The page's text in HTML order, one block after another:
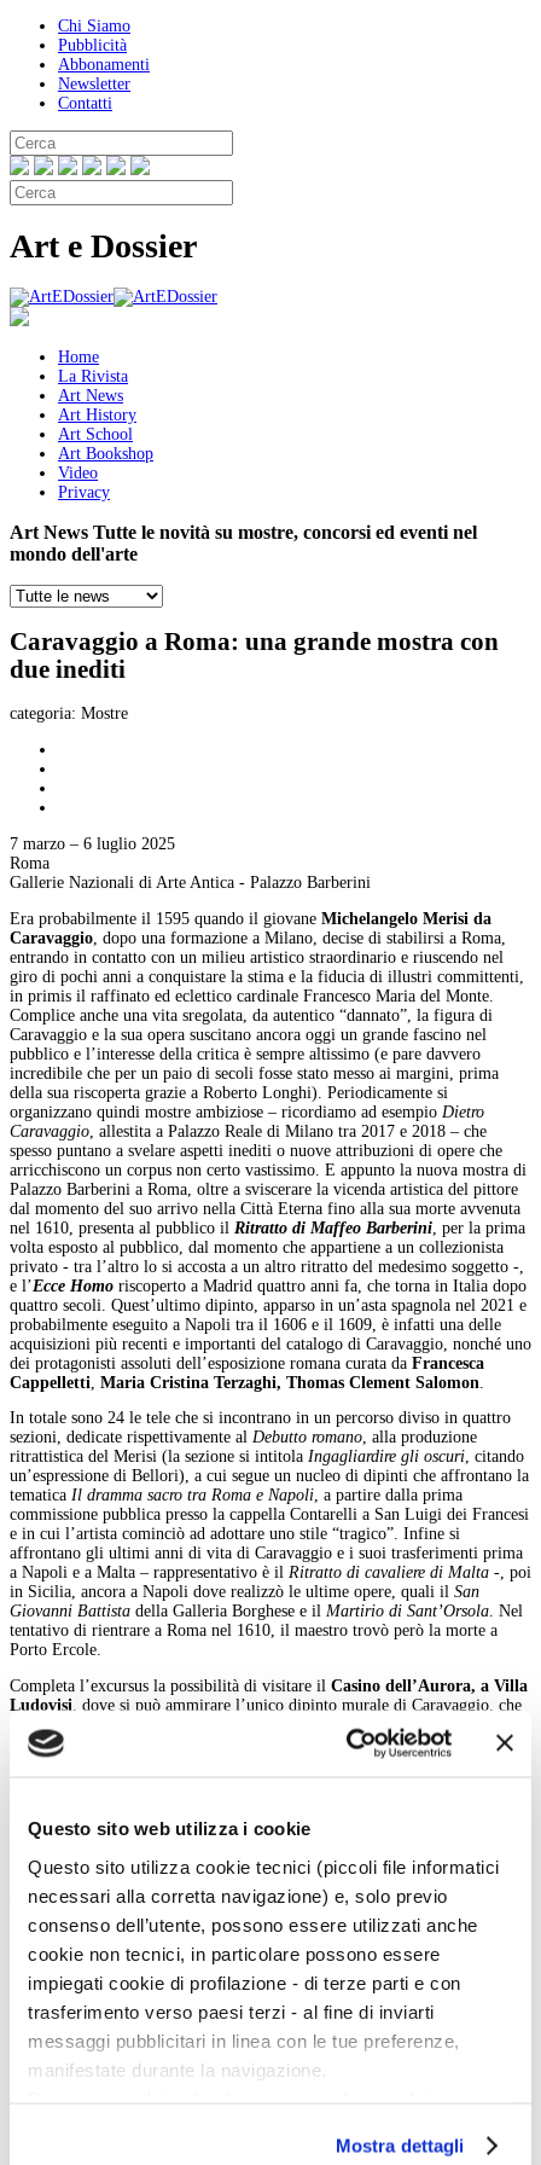
Questo sito web utilizza i cookie
Questo sito utilizza cookie tecnici (piccoli file informatici
necessari alla corretta navigazione) e, solo previo
consenso dell’utente, possono essere utilizzati anche
cookie non tecnici, in particolare possono essere
impiegati cookie di profilazione - di terze parti e con
trasferimento verso paesi terzi - al fine di inviarti
messaggi pubblicitari in linea con le tue preferenze,
manifestate durante la navigazione.
scelte privacy sui cookie, ti invitiamo a prendere visione
Mostra dettagli
Chi Siamo
Pubblicità
Abbonamenti
Newsletter
Contatti
Art e Dossier
Home
La Rivista
Art News
Art History
Art School
Art Bookshop
Video
Privacy
Art News Tutte le novità su mostre, concorsi ed eventi nel
mondo dell'arte
Caravaggio a Roma: una grande mostra con
due inediti
categoria: Mostre
7 marzo – 6 luglio 2025
Roma
Gallerie Nazionali di Arte Antica - Palazzo Barberini
Era probabilmente il 1595 quando il giovane Michelangelo Merisi da
Caravaggio , dopo una formazione a Milano, decise di stabilirsi a Roma,
entrando in contatto con un milieu artistico straordinario e riuscendo nel
giro di pochi anni a conquistare la stima e la fiducia di illustri committenti,
in primis il raffinato ed eclettico cardinale Francesco Maria del Monte.
Complice anche una vita sregolata, da autentico “dannato”, la figura di
Caravaggio e la sua opera suscitano ancora oggi un grande fascino nel
pubblico e l’interesse della critica è sempre altissimo (e pare davvero
incredibile che per un paio di secoli fosse stato messo ai margini, prima
della sua riscoperta grazie a Roberto Longhi). Periodicamente si
organizzano quindi mostre ambiziose – ricordiamo ad esempio Dietro
Caravaggio , allestita a Palazzo Reale di Milano tra 2017 e 2018 – che
spesso puntano a svelare aspetti inediti o nuove attribuzioni di opere che
arricchiscono un corpus non certo vastissimo. E appunto la nuova mostra di
Palazzo Barberini a Roma, oltre a sviscerare la vicenda artistica del pittore
dal momento del suo arrivo nella Città Eterna fino alla sua morte avvenuta
nel 1610, presenta al pubblico il Ritratto di Maffeo Barberini , per la prima
volta esposto al pubblico, dal momento che appartiene a un collezionista
privato - tra l’altro lo si accosta a un altro ritratto del medesimo soggetto -,
e l’Ecce Homo riscoperto a Madrid quattro anni fa, che torna in Italia dopo
quattro secoli. Quest’ultimo dipinto, apparso in un’asta spagnola nel 2021 e
probabilmente eseguito a Napoli tra il 1606 e il 1609, è infatti una delle
acquisizioni più recenti e importanti del catalogo di Caravaggio, nonché uno
dei protagonisti assoluti dell’esposizione romana curata da Francesca
Cappelletti Maria Cristina Terzaghi, Thomas Clement Salomon
In totale sono 24 le tele che si incontrano in un percorso diviso in quattro
sezioni, dedicate rispettivamente al Debutto romano, alla produzione
ritrattistica del Merisi (la sezione si intitola Ingagliardire gli oscuri, citando
un’espressione di Bellori), a cui segue un nucleo di dipinti che affrontano la
tematica Il dramma sacro tra Roma e Napoli, a partire dalla prima
commissione pubblica presso la cappella Contarelli a San Luigi dei Francesi
e in cui l’artista cominciò ad adottare uno stile “tragico”. Infine si
affrontano gli ultimi anni di vita di Caravaggio e i suoi trasferimenti prima
a Napoli e a Malta – rappresentativo è il Ritratto di cavaliere di Malta -, poi
in Sicilia, ancora a Napoli dove realizzò le ultime opere, quali il San
Giovanni Battista della Galleria Borghese e il Martirio di Sant’Orsola. Nel
tentativo di rientrare a Roma nel 1610, il maestro trovò però la morte a
Porto Ercole.
Completa l’excursus la possibilità di visitare il Casino dell’Aurora, a Villa
Ludovisi, dove si può ammirare l’unico dipinto murale di Caravaggio, che
nel 1597 raffigurò
per decorare il soffitto di una
piccola sala del piano nobile.
l’artista e i suoi mecenati.
indietro
Menu Art e Dossier
Tutte le news
Eventi
Kids
In galleria